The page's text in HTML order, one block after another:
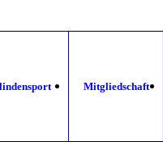
Mitgliedschaft